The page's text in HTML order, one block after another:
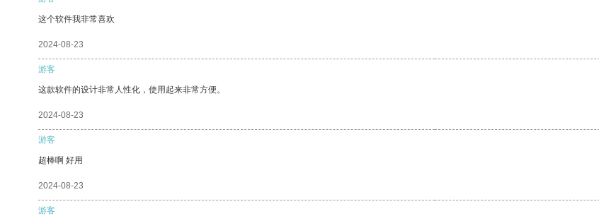
这个软件我非常喜欢
2024-08-23
游客
这款软件的设计非常人性化，使用起来非常方便。
2024-08-23
游客
超棒啊 好用
2024-08-23
游客